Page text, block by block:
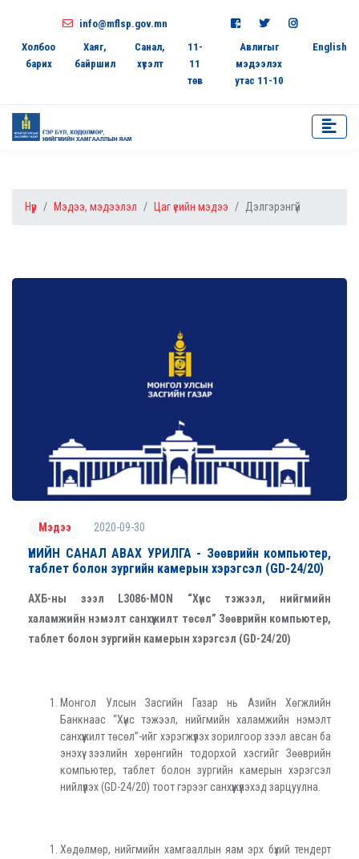
info@mflsp.gov.mn
Холбоо
барих
Хаяг,
байршил
Санал,
хүсэлт
11-
11
төв
Авлигыг
мэдээлэх
утас 11-10
English
Нүүр Мэдээ, мэдээлэл Цаг үеийн мэдээ Дэлгэрэнгүй
Мэдээ 2020-09-30
ҮНИЙН САНАЛ АВАХ УРИЛГА - Зөөврийн компьютер,
таблет болон зургийн камерын хэрэгсэл (GD-24/20)
АХБ-ны зээл L3086-МО N “Хүнс тэжээл, нийгмийн
халамжийн нэмэлт санхүүжилт төсөл” Зөөврийн компьютер,
таблет болон зургийн камерын хэрэгсэл (GD-24/20)
Монгол Улсын Засгийн Газар нь Азийн Хөгжлийн
Банкнаас “Хүнс тэжээл, нийгмийн халамжийн нэмэлт
санхүүжилт төсөл”-ийг хэрэгжүүлэх зорилгоор зээл авсан ба
энэхүү зээлийн хөрөнгийн тодорхой хэсгийг Зөөврийн
компьютер, таблет болон зургийн камерын хэрэгсэл
нийлүүлэх (GD-24/20) тоот гэрээг санхүүжүүлэхэд зарцуулна.
Хөдөлмөр, нийгмийн хамгааллын яам эрх бүхий тендерт